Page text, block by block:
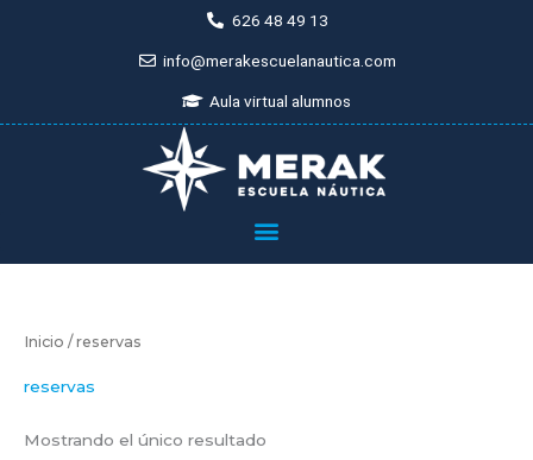
626 48 49 13
info@merakescuelanautica.com
Aula virtual alumnos
Inicio / reservas
reservas
Mostrando el único resultado